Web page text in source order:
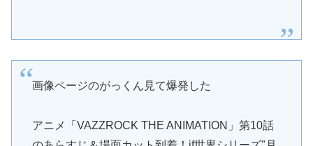
画像ページのがっくん見て爆発した
アニメ「VAZZROCK THE ANIMATION」第10話